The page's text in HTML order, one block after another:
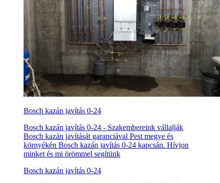
Bosch kazán javítás 0-24
Bosch kazán javítás 0-24 - Szakembereink vállalják
Bosch kazán javítását garanciával Pest megye és
környékén Bosch kazán javítás 0-24 kapcsán. Hívjon
minket és mi örömmel segítünk
Bosch kazán javítás 0-24